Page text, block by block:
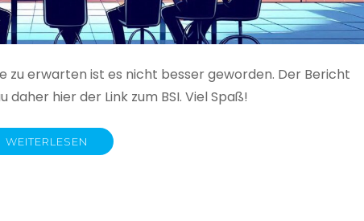
zu erwarten ist es nicht besser geworden. Der Bericht
hier der Link zum BSI. Viel Spaß!
WEITERLESEN